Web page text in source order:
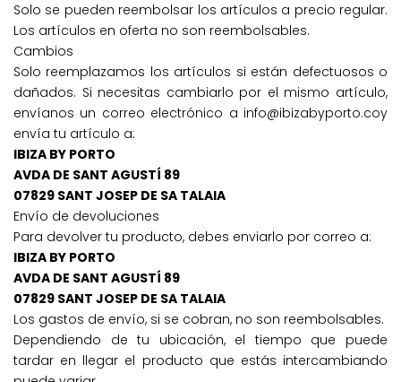
Solo se pueden reembolsar los artículos a precio regular.
Los artículos en oferta no son reembolsables.
Cambios
Solo reemplazamos los artículos si están defectuosos o
dañados. Si necesitas cambiarlo por el mismo artículo,
envíanos un correo electrónico a info@ibizabyporto.coy
envía tu artículo a:
IBIZA BY PORTO
AVDA DE SANT AGUSTÍ 89
07829 SANT JOSEP DE SA TALAIA
Envío de devoluciones
Para devolver tu producto, debes enviarlo por correo a:
IBIZA BY PORTO
AVDA DE SANT AGUSTÍ 89
07829 SANT JOSEP DE SA TALAIA
Los gastos de envío, si se cobran, no son reembolsables.
Dependiendo de tu ubicación, el tiempo que puede
tardar en llegar el producto que estás intercambiando